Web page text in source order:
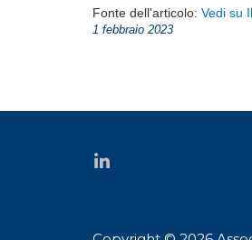
Fonte dell'articolo: Vedi su
1 febbraio 2023